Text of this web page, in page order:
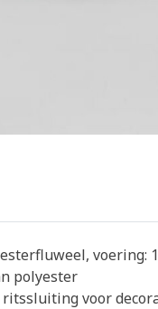
voering:
polyester
voor